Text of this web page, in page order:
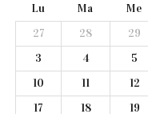
Lu
Ma Me
27
28 29
3
4 5
10
11 12
17
18 19